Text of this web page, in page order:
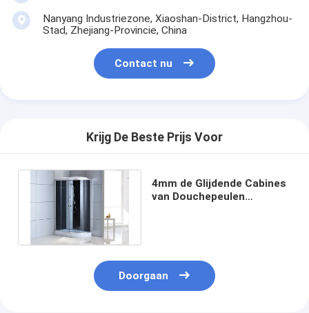
Nanyang Industriezone, Xiaoshan-District, Hangzhou-
Stad, Zhejiang-Provincie, China
Contact nu
Krijg De Beste Prijs Voor
4mm de Glijdende Cabines
van Douchepeulen
Doorgaan